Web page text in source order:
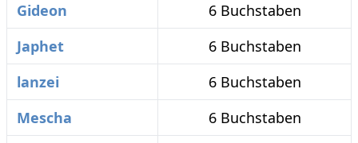
Gideon
6 Buchstaben
Japhet
6 Buchstaben
lanzei
6 Buchstaben
Mescha
6 Buchstaben